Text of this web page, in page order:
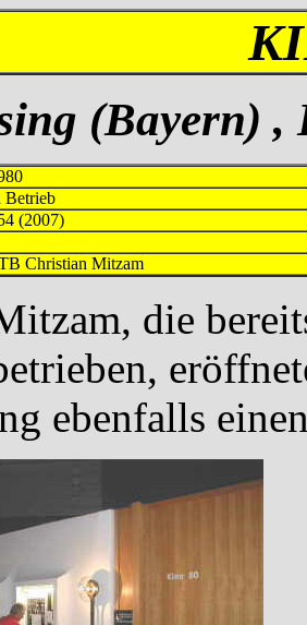
(Bayern) ,
Betrieb
(2007)
Christian Mitzam
die
ebenfalls